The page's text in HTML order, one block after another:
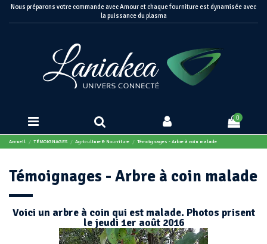
Nous préparons votre commande avec Amour et chaque fourniture est dynamisée avec
la puissance du plasma
0
Accueil TÉMOIGNAGES Agriculture & Nourriture Témoignages - Arbre à coin malade
Témoignages - Arbre à coin malade
Voici un arbre à coin qui est malade. Photos prisent
le jeudi 1er août 2016